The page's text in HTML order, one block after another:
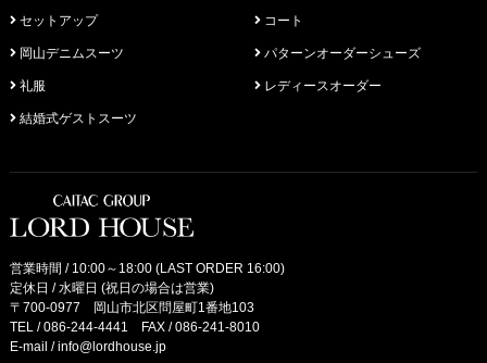
セットアップ
岡山デニムスーツ
礼服
結婚式ゲストスーツ
コート
パターンオーダーシューズ
レディースオーダー
営業時間 / 10:00～18:00 (LAST ORDER 16:00)
定休日 / 水曜日 (祝日の場合は営業)
〒700-0977 岡山市北区問屋町1番地103
TEL /086-244-4441 FAX / 086-241-8010
E-mail /info@lordhouse.jp